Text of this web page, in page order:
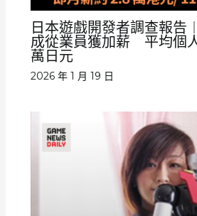
日本遊戲開發者調查報告
成從業員獲加薪 平均個
萬日元
2026 年 1 月 19 日